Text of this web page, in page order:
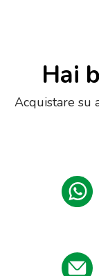
Hai
Acquistare su